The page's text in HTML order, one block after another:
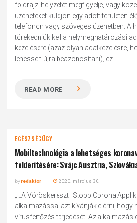
földrajzi helyzetét megfigyelje, vagy
üzeneteket küldjön egy adott területen
telefonon vagy szöveges üzenetben. A
törekedniük kell a helymeghatározási
kezelésére (azaz olyan adatkezelésre,
lehessen újra beazonosítani), ez...
READ MORE
EGÉSZSÉGÜGY
Mobiltechnológia a lehetséges
felderítésére: Svájc Ausztria,
byredaktor 2020. március 30.
„...A Vöröskereszt "Stopp Corona
alkalmazással azt kívánják elérni, hogy
vírusfertőzés terjedését. Az alkalmazás